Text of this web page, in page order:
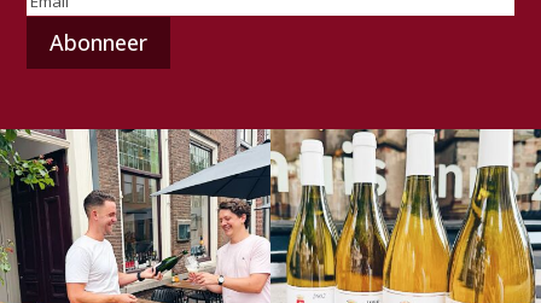
mailadres